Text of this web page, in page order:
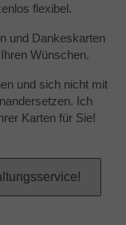
flexibel.
und Dankeskarten
Wünschen.
und sich nicht mit
Ich
Karten für Sie!